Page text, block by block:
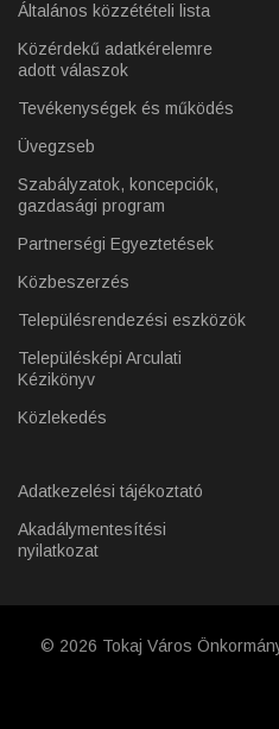
Általános közzétételi lista
Közérdekű adatkérelemre
adott válaszok
Tevékenységek és működés
Üvegzseb
Szabályzatok, koncepciók,
gazdasági program
Partnerségi Egyeztetések
Közbeszerzés
Településrendezési eszközök
Településképi Arculati
Kézikönyv
Közlekedés
Adatkezelési tájékoztató
Akadálymentesítési
nyilatkozat
© 2026 Tokaj Város